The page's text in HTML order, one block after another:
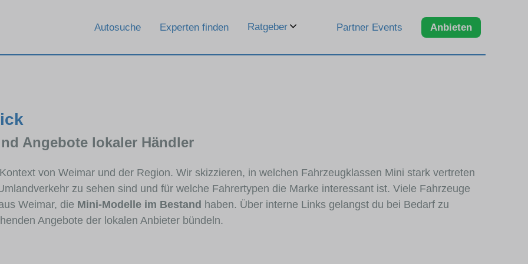
Autosuche Experten finden Ratgeber Partner Events Anbieten
Angebote lokaler Händler
von Weimar und der Region. Wir skizzieren, in welchen Fahrzeugklassen Mini stark vertreten
zu sehen sind und für welche Fahrertypen die Marke interessant ist. Viele Fahrzeuge
Weimar, die Mini-Modelle im Bestand haben. Über interne Links gelangst du bei Bedarf zu
Angebote der lokalen Anbieter bündeln.